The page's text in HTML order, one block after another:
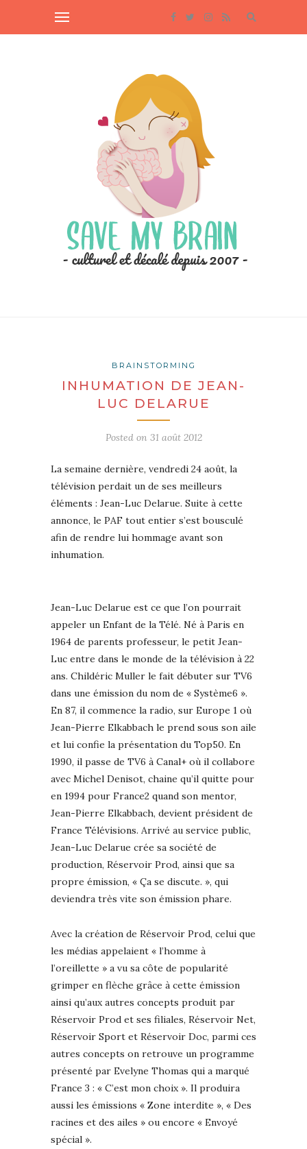
BRAINSTORMING
INHUMATION DE JEAN-
LUC DELARUE
Posted on 31 août 2012
La semaine dernière, vendredi 24 août, la
télévision perdait un de ses meilleurs
éléments : Jean-Luc Delarue. Suite à cette
annonce, le PAF tout entier s’est bousculé
afin de rendre lui hommage avant son
inhumation.
Jean-Luc Delarue est ce que l’on pourrait
appeler un Enfant de la Télé. Né à Paris en
1964 de parents professeur, le petit Jean-
Luc entre dans le monde de la télévision à 22
ans. Childéric Muller le fait débuter sur TV6
dans une émission du nom de « Système6 ».
En 87, il commence la radio, sur Europe 1 où
Jean-Pierre Elkabbach le prend sous son aile
et lui confie la présentation du Top50. En
1990, il passe de TV6 à Canal+ où il collabore
avec Michel Denisot, chaine qu’il quitte pour
en 1994 pour France2 quand son mentor,
Jean-Pierre Elkabbach, devient président de
France Télévisions. Arrivé au service public,
Jean-Luc Delarue crée sa société de
production, Réservoir Prod, ainsi que sa
propre émission, « Ça se discute. », qui
deviendra très vite son émission phare.
Avec la création de Réservoir Prod, celui que
les médias appelaient « l’homme à
l’oreillette » a vu sa côte de popularité
grimper en flèche grâce à cette émission
ainsi qu’aux autres concepts produit par
Réservoir Prod et ses filiales, Réservoir Net,
Réservoir Sport et Réservoir Doc, parmi ces
autres concepts on retrouve un programme
présenté par Evelyne Thomas qui a marqué
France 3 : « C’est mon choix ». Il produira
aussi les émissions « Zone interdite », « Des
racines et des ailes » ou encore « Envoyé
spécial ».